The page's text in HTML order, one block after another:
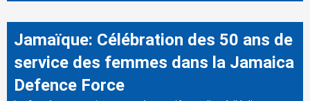
Jamaïque: Célébration des 50 ans de
service des femmes dans la Jamaica
Defence Force